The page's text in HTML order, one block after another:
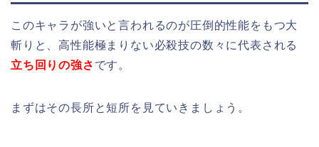
このキャラが強いと言われるのが圧倒的性能をもつ大
斬りと、高性能極まりない必殺技の数々に代表される
立ち回りの強さ です。
まずはその長所と短所を見ていきましょう。